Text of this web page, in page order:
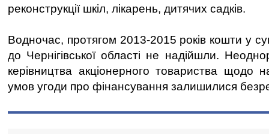
реконструкції шкіл, лікарень, дитячих садків.
Водночас, протягом 2013-2015 років кошти у
до Чернігівської області не надійшли.
керівництва акціонерного товариства щодо
умов угоди про фінансування залишилися